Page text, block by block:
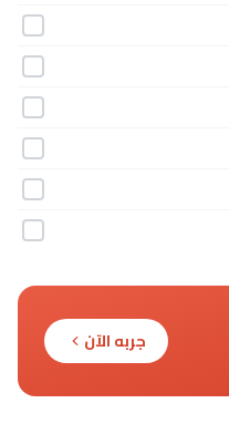
جربه الآن